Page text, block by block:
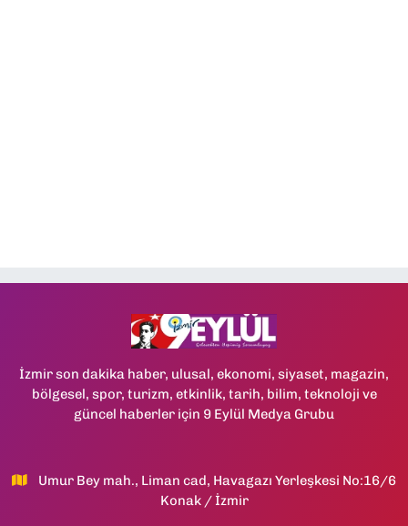
İzmir son dakika haber, ulusal, ekonomi, siyaset, magazin,
bölgesel, spor, turizm, etkinlik, tarih, bilim, teknoloji ve
güncel haberler için 9 Eylül Medya Grubu
Umur Bey mah., Liman cad, Havagazı Yerleşkesi No:16/6
Konak / İzmir